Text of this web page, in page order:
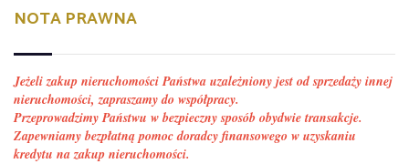
NOTA PRAWNA
Jeżeli zakup nieruchomości Państwa uzależniony jest od sprzedaży innej
nieruchomości, zapraszamy do współpracy.
Przeprowadzimy Państwu w bezpieczny sposób obydwie transakcje.
Zapewniamy bezpłatną pomoc doradcy finansowego w uzyskaniu
kredytu na zakup nieruchomości.